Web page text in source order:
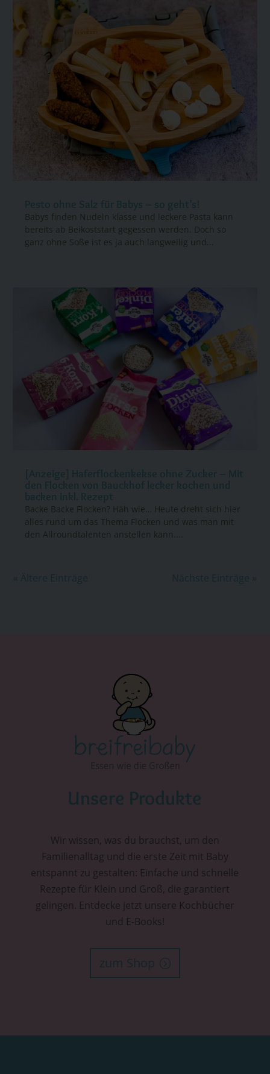
Pesto ohne Salz für Babys – so geht’s!
Babys finden Nudeln klasse und leckere Pasta kann
bereits ab Beikoststart gegessen werden. Doch so
ganz ohne Soße ist es ja auch langweilig und...
[Anzeige] Haferflockenkekse ohne Zucker – Mit
den Flocken von Bauckhof lecker kochen und
backen inkl. Rezept
Backe Backe Flocken? Häh wie… Heute dreht sich hier
alles rund um das Thema Flocken und was man mit
den Allroundtalenten anstellen kann....
« Ältere Einträge Nächste Einträge »
Unsere Produkte
Wir wissen, was du brauchst, um den
Familienalltag und die erste Zeit mit Baby
entspannt zu gestalten: Einfache und schnelle
Rezepte für Klein und Groß, die garantiert
gelingen. Entdecke jetzt unsere Kochbücher
und E-Books!
zum Shop